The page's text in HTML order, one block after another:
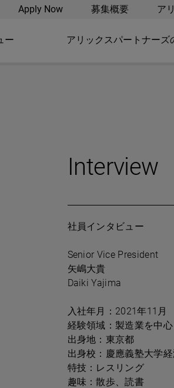
Apply Now 募集概要 ア
ー アリックスパートナーズ
Interview
社員インタビュー
Senior Vice President
矢嶋大貴
Daiki Yajima
入社年月：2021年11月
経験領域：製造業を中
出身地：東京都
出身校：慶應義塾大学
特技：レスリング
趣味：散歩、読書